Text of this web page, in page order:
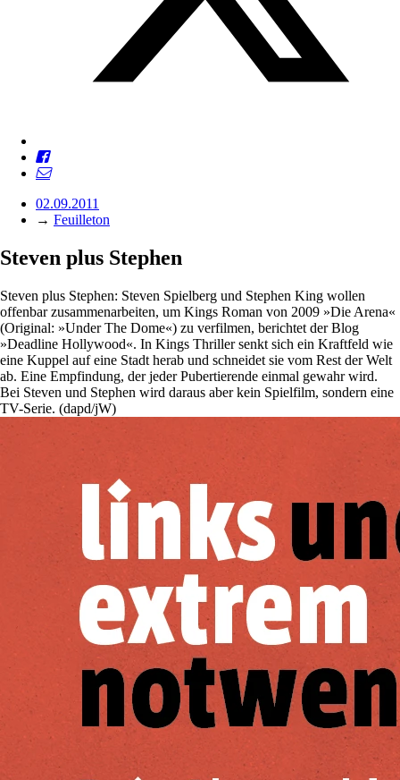
02.09.2011
→ Feuilleton
Steven plus Stephen
Steven plus Stephen: Steven Spielberg und Stephen King wollen
offenbar zusammenarbeiten, um Kings Roman von 2009 »Die Arena«
(Original: »Under The Dome«) zu verfilmen, berichtet der Blog
»Deadline Hollywood«. In Kings Thriller senkt sich ein Kraftfeld wie
eine Kuppel auf eine Stadt herab und schneidet sie vom Rest der Welt
ab. Eine Empfindung, der jeder Pubertierende einmal gewahr wird.
Bei Steven und Stephen wird daraus aber kein Spielfilm, sondern eine
TV-Serie. (dapd/jW)